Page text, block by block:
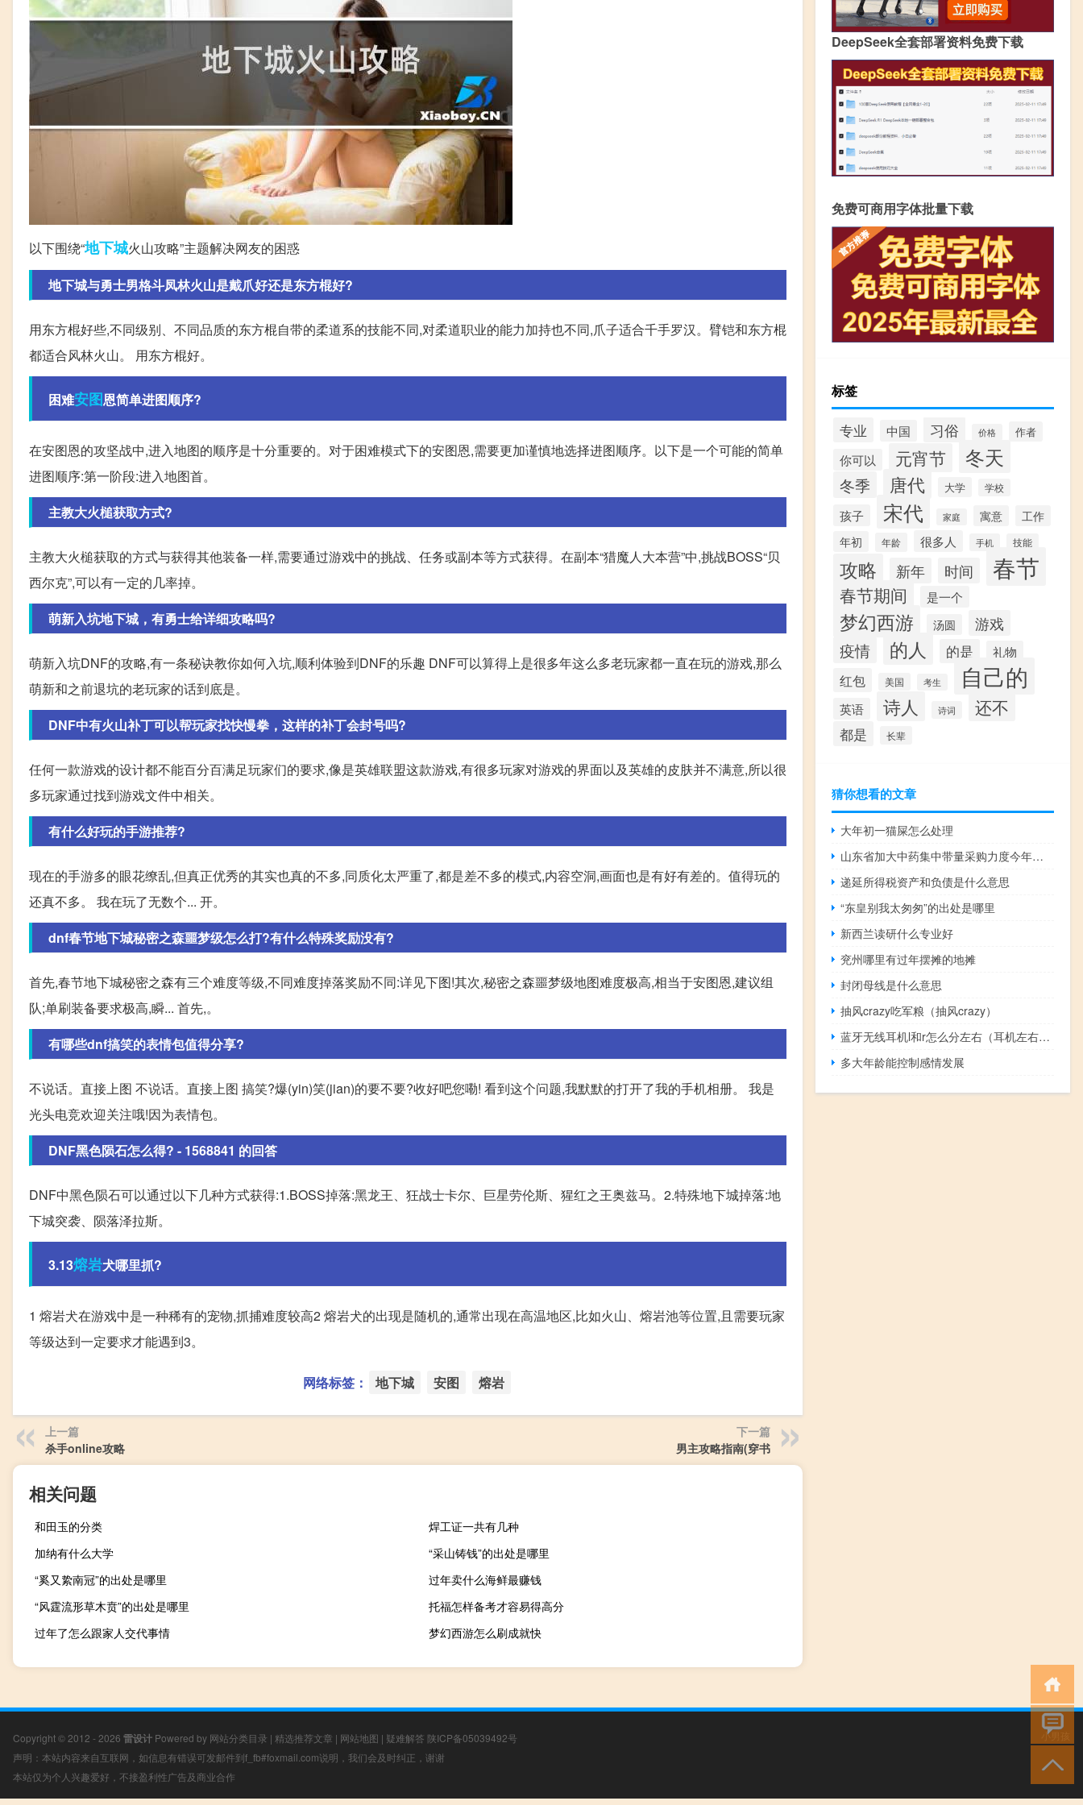
以下围绕“地下城火山攻略”主题解决网友的困惑
地下城与勇士男格斗凤林火山是戴爪好还是东方棍好?
用东方棍好些,不同级别、不同品质的东方棍自带的柔道系的技能不同,对柔道职业的能力加持也不同,爪子适合千手罗汉。臂铠和东方棍
都适合风林火山。 用东方棍好。
困难安图恩简单进图顺序?
在安图恩的攻坚战中,进入地图的顺序是十分重要的。对于困难模式下的安图恩,需要更加谨慎地选择进图顺序。以下是一个可能的简单
进图顺序:第一阶段:进入地图首。
主教大火槌获取方式?
主教大火槌获取的方式与获得其他装备一样,需要通过游戏中的挑战、任务或副本等方式获得。在副本“猎魔人大本营”中,挑战BOSS“贝
西尔克”,可以有一定的几率掉。
萌新入坑地下城，有勇士给详细攻略吗?
萌新入坑DNF的攻略,有一条秘诀教你如何入坑,顺利体验到DNF的乐趣 DNF可以算得上是很多年这么多老玩家都一直在玩的游戏,那么
萌新和之前退坑的老玩家的话到底是。
DNF中有火山补丁可以帮玩家找快慢拳，这样的补丁会封号吗?
任何一款游戏的设计都不能百分百满足玩家们的要求,像是英雄联盟这款游戏,有很多玩家对游戏的界面以及英雄的皮肤并不满意,所以很
多玩家通过找到游戏文件中相关。
有什么好玩的手游推荐?
现在的手游多的眼花缭乱,但真正优秀的其实也真的不多,同质化太严重了,都是差不多的模式,内容空洞,画面也是有好有差的。值得玩的
还真不多。 我在玩了无数个... 开。
dnf春节地下城秘密之森噩梦级怎么打?有什么特殊奖励没有?
首先,春节地下城秘密之森有三个难度等级,不同难度掉落奖励不同:详见下图!其次,秘密之森噩梦级地图难度极高,相当于安图恩,建议组
队;单刷装备要求极高,瞬... 首先,。
有哪些dnf搞笑的表情包值得分享?
不说话。直接上图 不说话。直接上图 搞笑?爆(yin)笑(jian)的要不要?收好吧您嘞! 看到这个问题,我默默的打开了我的手机相册。 我是
光头电竞欢迎关注哦!因为表情包。
DNF黑色陨石怎么得? - 1568841 的回答
DNF中黑色陨石可以通过以下几种方式获得:1.BOSS掉落:黑龙王、狂战士卡尔、巨星劳伦斯、猩红之王奥兹马。2.特殊地下城掉落:地
下城突袭、陨落泽拉斯。
3.13熔岩犬哪里抓?
1 熔岩犬在游戏中是一种稀有的宠物,抓捕难度较高2 熔岩犬的出现是随机的,通常出现在高温地区,比如火山、熔岩池等位置,且需要玩家
等级达到一定要求才能遇到3。
网络标签： 地下城 安图 熔岩
上一篇
杀手online攻略
下一篇
男主攻略指南(穿书
相关问题
和田玉的分类
焊工证一共有几种
加纳有什么大学
“采山铸钱”的出处是哪里
“奚又絷南冠”的出处是哪里
过年卖什么海鲜最赚钱
“风霆流形草木贲”的出处是哪里
托福怎样备考才容易得高分
过年了怎么跟家人交代事情
梦幻西游怎么刷成就快
DeepSeek全套部署资料免费下载
免费可商用字体批量下载
标签
专业 中国 习俗 价格 作者
你可以 元宵节 冬天
冬季 唐代 大学 学校
孩子 宋代 家庭 寓意
工作
年初
年龄 很多人 手机 技能
攻略 新年 时间 春节
春节期间 是一个
梦幻西游 汤圆 游戏
疫情 的人 的是 礼物
红包 美国 考生 自己的
英语 诗人 诗词 还不
都是 长辈
猜你想看的文章
大年初一猫屎怎么处理
山东省加大中药集中带量采购力度今年启动200个品种的中药配方颗粒集采
递延所得税资产和负债是什么意思
“东皇别我太匆匆”的出处是哪里
新西兰读研什么专业好
兖州哪里有过年摆摊的地摊
封闭母线是什么意思
抽风crazy吃军粮（抽风crazy）
蓝牙无线耳机l和r怎么分左右（耳机左右怎么分r l）
多大年龄能控制感情发展
Copyright © 2012 - 2026 雷设计 Powered by 网站分类目录 | 精选推荐文章 | 网站地图 | 疑难解答 陕ICP备05039492号
声明：本站内容来自互联网，如信息有错误可发邮件到f_fb#foxmail.com说明，我们会及时纠正，谢谢
本站仅为个人兴趣爱好，不接盈利性广告及商业合作
小男孩